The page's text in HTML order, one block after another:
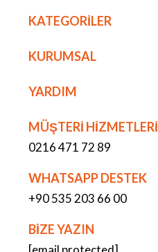
KATEGORİLER
KURUMSAL
YARDIM
MÜŞTERİ HİZMETLERİ
0216 471 72 89
WHATSAPP DESTEK
+90 535 203 66 00
BİZE YAZIN